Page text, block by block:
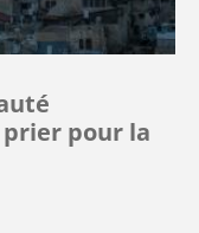
pour la